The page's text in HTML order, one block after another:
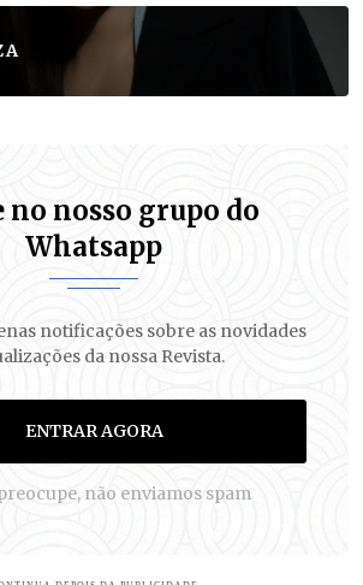
no nosso grupo do
Whatsapp
notificações sobre as novidades
da nossa Revista.
ENTRAR AGORA
não enviamos spam